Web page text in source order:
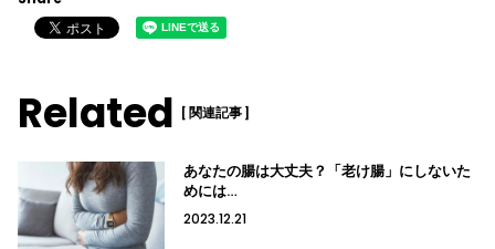
Related [ 関連記事 ]
あなたの腸は大丈夫？「老け腸」にしないた
めには…
2023.12.21